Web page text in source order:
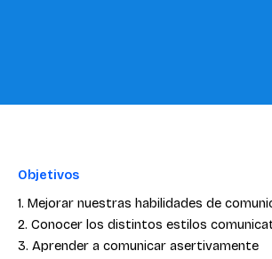
Objetivos
1. Mejorar nuestras habilidades de
2. Conocer los distintos estilos
3. Aprender a comunicar asertivamente